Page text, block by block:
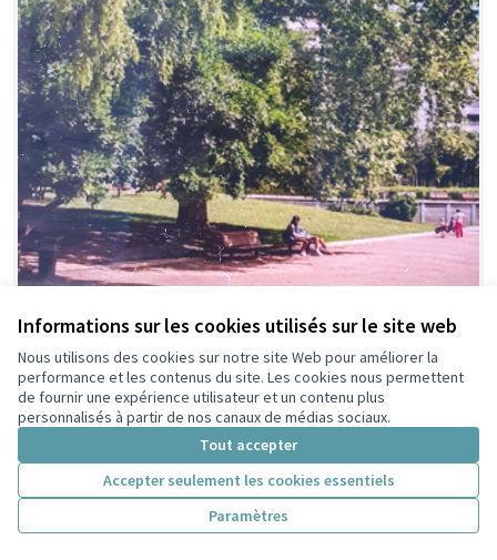
Informations sur les cookies utilisés sur le site web
Nous utilisons des cookies sur notre site Web pour améliorer la
performance et les contenus du site. Les cookies nous permettent
de fournir une expérience utilisateur et un contenu plus
personnalisés à partir de nos canaux de médias sociaux.
Tout accepter
Accepter seulement les cookies essentiels
Paramètres
Installation de tables de ping-pong,
baby-foot, filets pour badminton et
volley, et balançoires
faisable
Efg 1 0